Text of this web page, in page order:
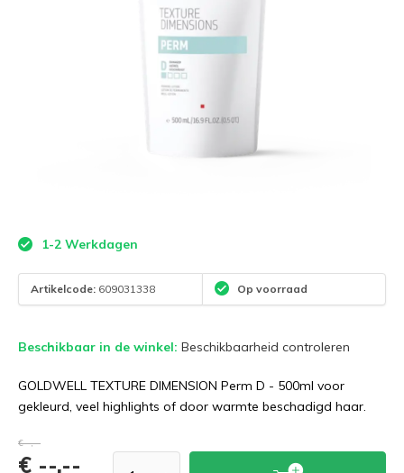
1-2 Werkdagen
Artikelcode: 609031338 Op voorraad
Beschikbaar in de winkel: Beschikbaarheid controleren
GOLDWELL TEXTURE DIMENSION Perm D - 500ml voor
gekleurd, veel highlights of door warmte beschadigd haar.
€--,--
€ --,--